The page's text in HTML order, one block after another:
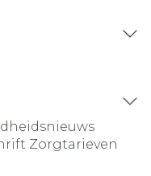
Zorgtarieven